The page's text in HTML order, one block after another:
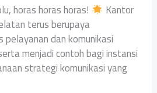
horas horas horas! Kantor
terus berupaya
dan komunikasi
menjadi contoh bagi instansi
strategi komunikasi yang